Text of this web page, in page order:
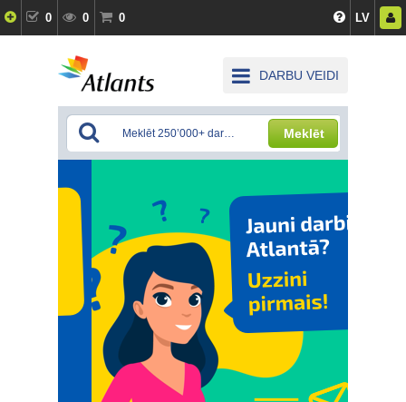
0 0 0 LV
DARBU VEIDI
Meklēt